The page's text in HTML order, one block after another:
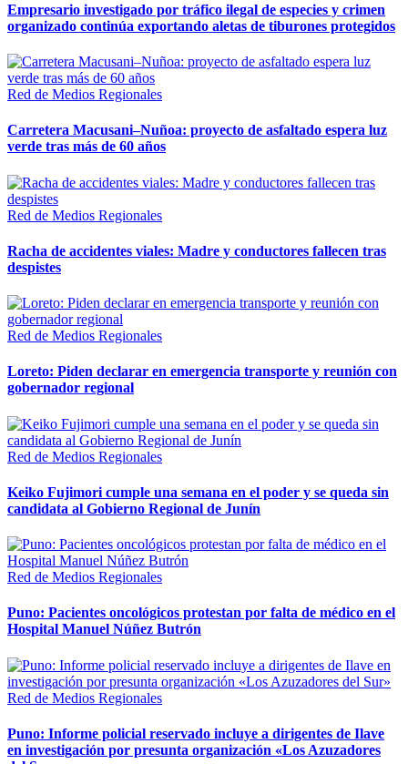
Empresario investigado por tráfico ilegal de especies y crimen
organizado continúa exportando aletas de tiburones protegidos
Red de Medios Regionales
Carretera Macusani–Nuñoa: proyecto de asfaltado espera luz
verde tras más de 60 años
Red de Medios Regionales
Racha de accidentes viales: Madre y conductores fallecen tras
despistes
Red de Medios Regionales
Loreto: Piden declarar en emergencia transporte y reunión con
gobernador regional
Red de Medios Regionales
Keiko Fujimori cumple una semana en el poder y se queda sin
candidata al Gobierno Regional de Junín
Red de Medios Regionales
Puno: Pacientes oncológicos protestan por falta de médico en el
Hospital Manuel Núñez Butrón
Red de Medios Regionales
Puno: Informe policial reservado incluye a dirigentes de Ilave
en investigación por presunta organización «Los Azuzadores